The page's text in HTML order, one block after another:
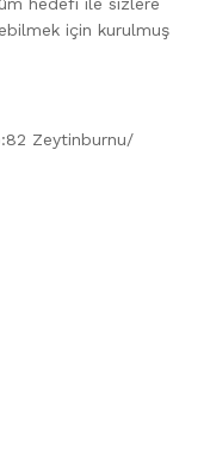
için kurulmuş
Zeytinburnu/